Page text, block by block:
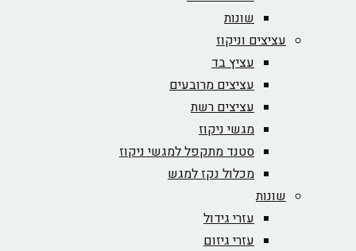
שונות
עציצים וניקוז
עציץ בד
עציצים מרובעים
עציצים רשת
מגשי ניקוז
סטנד מתקפל למגשי ניקוז
מכלול נקז למגש
שונות
עזרי גידול
עזרי גיזום